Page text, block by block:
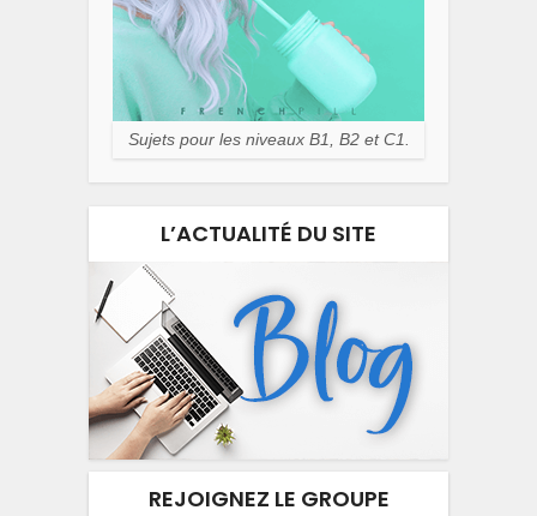
Sujets pour les niveaux B1, B2 et C1.
L’ACTUALITÉ DU SITE
REJOIGNEZ LE GROUPE